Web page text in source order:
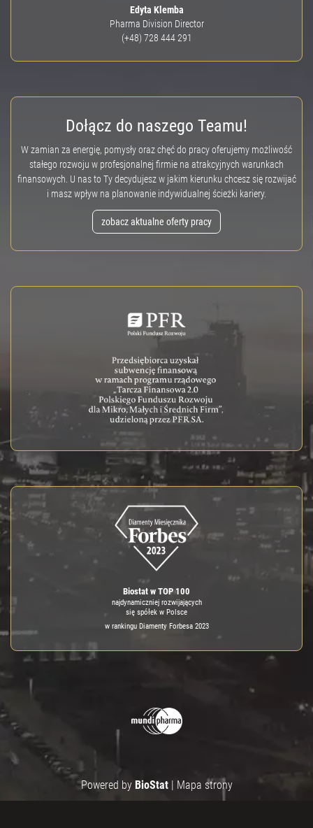
Edyta Klemba
Pharma Division Director
(+48) 728 444 291
Dołącz do naszego Teamu!
W zamian za energię, pomysły oraz chęć do pracy oferujemy możliwość
stałego rozwoju w profesjonalnej firmie na atrakcyjnych warunkach
finansowych. U nas to Ty decydujesz w jakim kierunku chcesz się rozwijać
i masz wpływ na planowanie indywidualnej ścieżki kariery.
zobacz aktualne oferty pracy
Biostat w TOP 100
najdynamiczniej rozwijających
się spółek w Polsce
w rankingu Diamenty Forbesa 2023
Powered by BioStat| Mapa strony